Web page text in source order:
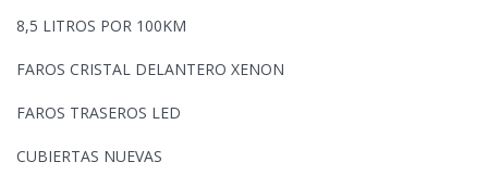
8,5 LITROS POR 100KM
FAROS CRISTAL DELANTERO XENON
FAROS TRASEROS LED
CUBIERTAS NUEVAS